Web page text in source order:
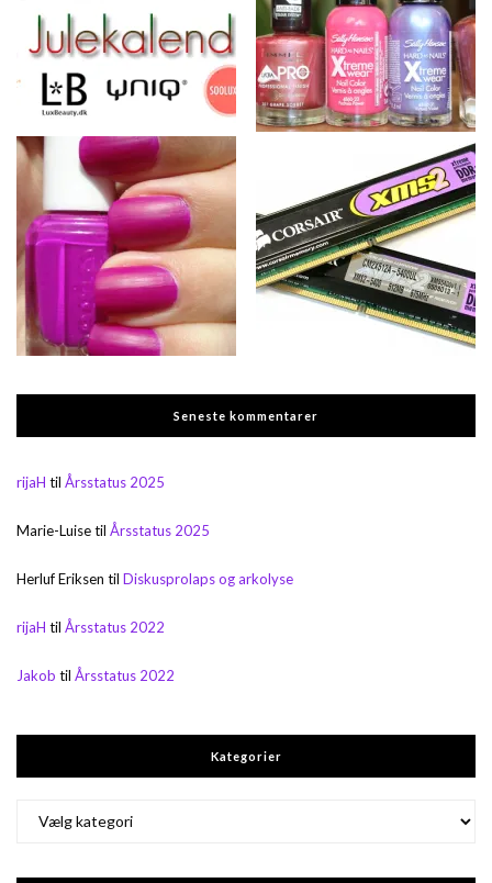
Seneste kommentarer
rijaH til Årsstatus 2025
Marie-Luisetil Årsstatus 2025
Herluf Eriksen til Diskusprolaps og arkolyse
rijaH til Årsstatus 2022
Jakob til Årsstatus 2022
Kategorier